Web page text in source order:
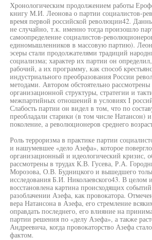
Хронологическим продолжением работы
книгу М.И. Леонова о партии социалистов-
время первой российской революции42.
не случайно, т.к. именно тогда произошло
самоопределение социалистов-
единомышленников в массовую партию).
эсеры стали продолжателями традиций
социализма; характер их партии он
рабочий, а их программу, как способ
индустриального преобразования России
методами. Автором обстоятельно
организационной структуры, стратегии и
межпартийных отношений в условиях I
Слабость партии он видел в том, что по
преобладали старики (в том числе Натансон)
поколение, а революционеров среднего
Роль терроризма в практике партии
и нашумевшее «дело Азефа», которое
организационный и идеологический кризис,
рассмотрены в трудах К.В. Гусева, Р.А.
Морозова, О.В. Будницкого и вышедшего
исследования Б.И. Николаевского43. В целом
восстановлена картина происходящих
разоблачении Азефа, как провокатора.
вера Натансона в Азефа, его стремление
оправдать последнего, его влияние на
партии решения по «делу Азефа», а также
Андреевича, когда провокаторство Азефа
фактом.